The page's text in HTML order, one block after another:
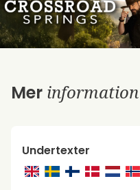
Mer information
Undertexter